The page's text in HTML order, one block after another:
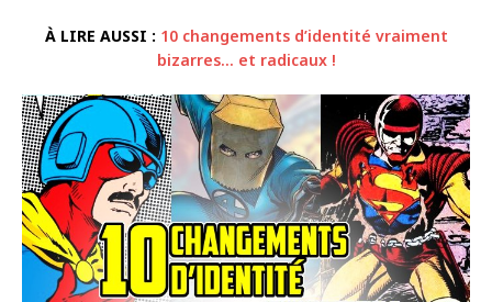
À LIRE AUSSI : 10 changements d’identité vraiment
bizarres… et radicaux !